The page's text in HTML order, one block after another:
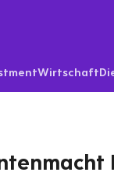
Wirtschaft